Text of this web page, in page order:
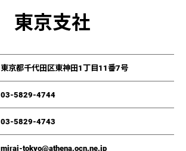
東京⽀社
東京都千代⽥区東神⽥1丁⽬11番7号
03-5829-4744
03-5829-4743
mirai-tokyo@athena.ocn.ne.jp